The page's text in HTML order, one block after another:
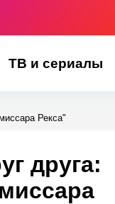
ТВ и сериалы
Рекса"
друга: